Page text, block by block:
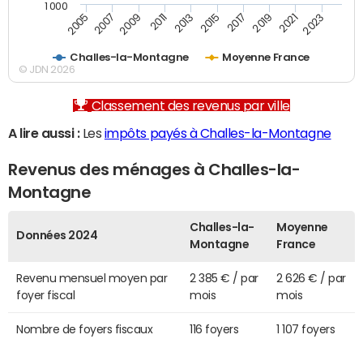
Challes-la-Montagne Moyenne France
2005 2007 2009 2011 2013 2015 2017 2019 2021 2023
1 000
© JDN 2026
Classement des revenus par ville
A lire aussi :Les impôts payés à Challes-la-Montagne
Revenus des ménages à Challes-la-
Montagne
Données 2024
Challes-la-
Montagne
Moyenne
France
Revenu mensuel moyen par
foyer fiscal
2 385 € / par
mois
2 626 € / par
mois
Nombre de foyers fiscaux 116 foyers 1 107 foyers